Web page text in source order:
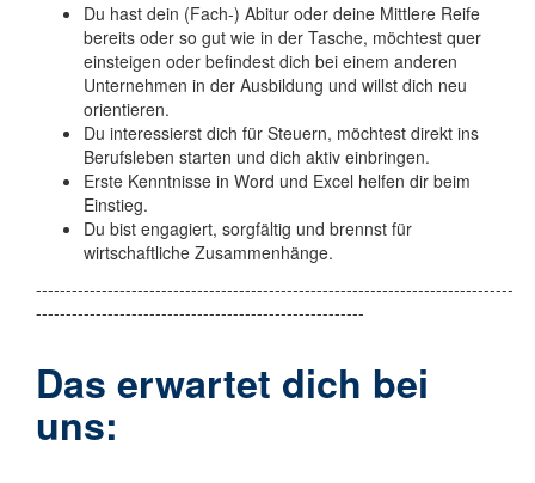
Du hast dein (Fach-) Abitur oder deine Mittlere Reife
bereits oder so gut wie in der Tasche, möchtest quer
einsteigen oder befindest dich bei einem anderen
Unternehmen in der Ausbildung und willst dich neu
orientieren.
Du interessierst dich für Steuern, möchtest direkt ins
Berufsleben starten und dich aktiv einbringen.
Erste Kenntnisse in Word und Excel helfen dir beim
Einstieg.
Du bist engagiert, sorgfältig und brennst für
wirtschaftliche Zusammenhänge.
--------------------------------------------------------------------------------
-------------------------------------------------------
Das erwartet dich bei
uns: